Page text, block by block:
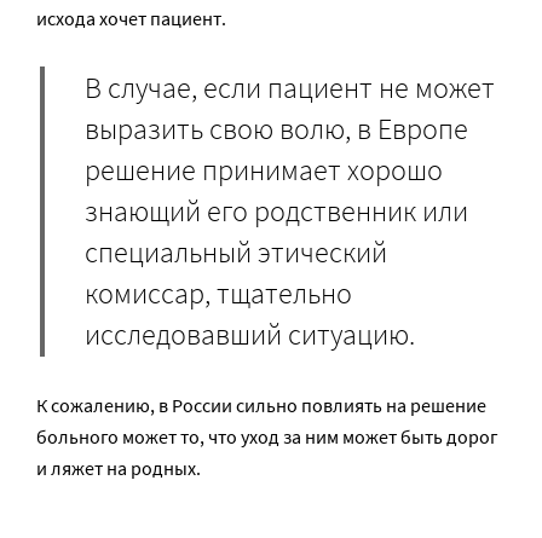
исхода хочет пациент.
В случае, если пациент не может
выразить свою волю, в Европе
решение принимает хорошо
знающий его родственник или
специальный этический
комиссар, тщательно
исследовавший ситуацию.
К сожалению, в России сильно повлиять на решение
больного может то, что уход за ним может быть дорог
и ляжет на родных.